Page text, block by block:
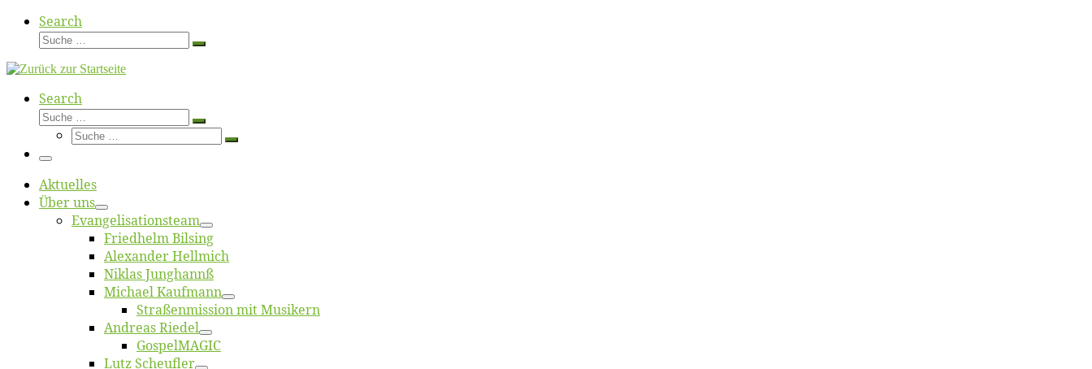
Search
Suche
Suche
Search
Suche
Suche
Suche
Suche
Menü
Ak­tu­el­les
Über uns
Evangelisa­tions­team
Fried­helm Bilsing
Alex­an­der Hellmich
Ni­klas Junghannß
Mi­cha­el Kaufmann
Straßenmis­sion mit Musikern
An­dre­as Riedel
Gos­pel­MA­GIC
Lutz Scheuf­ler